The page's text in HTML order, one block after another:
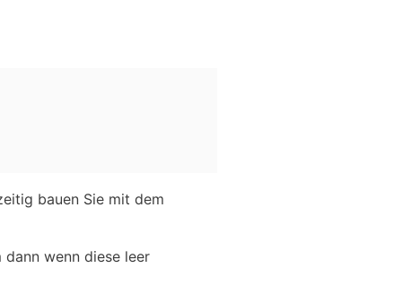
bauen Sie mit dem
wenn diese leer